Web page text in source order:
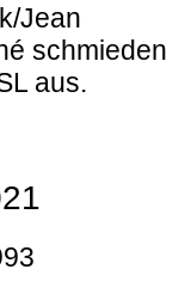
Jean
schmieden
aus.